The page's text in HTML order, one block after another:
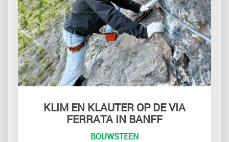
KLIM EN KLAUTER OP DE VIA
FERRATA IN BANFF
BOUWSTEEN